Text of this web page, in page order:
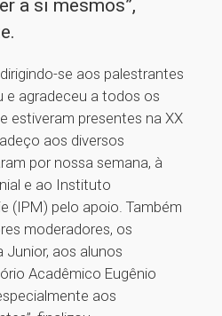
a si mesmos”,
se aos palestrantes
e agradeceu a todos os
estiveram presentes na XX
aos diversos
por nossa semana, à
e ao Instituto
(IPM) pelo apoio. Também
moderadores, os
Junior, aos alunos
Acadêmico Eugênio
aos